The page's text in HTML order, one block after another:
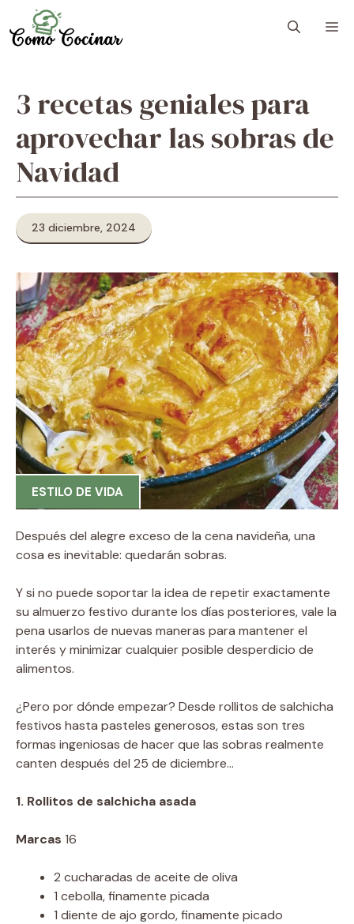
to
content
3 recetas geniales para
aprovechar las sobras de
Navidad
23 diciembre, 2024
ESTILO DE VIDA
Después del alegre exceso de la cena navideña, una
cosa es inevitable: quedarán sobras.
Y si no puede soportar la idea de repetir exactamente
su almuerzo festivo durante los días posteriores, vale la
pena usarlos de nuevas maneras para mantener el
interés y minimizar cualquier posible desperdicio de
alimentos.
¿Pero por dónde empezar? Desde rollitos de salchicha
festivos hasta pasteles generosos, estas son tres
formas ingeniosas de hacer que las sobras realmente
canten después del 25 de diciembre…
1. Rollitos de salchicha asada
Marcas 16
2 cucharadas de aceite de oliva
1 cebolla, finamente picada
1 diente de ajo gordo, finamente picado